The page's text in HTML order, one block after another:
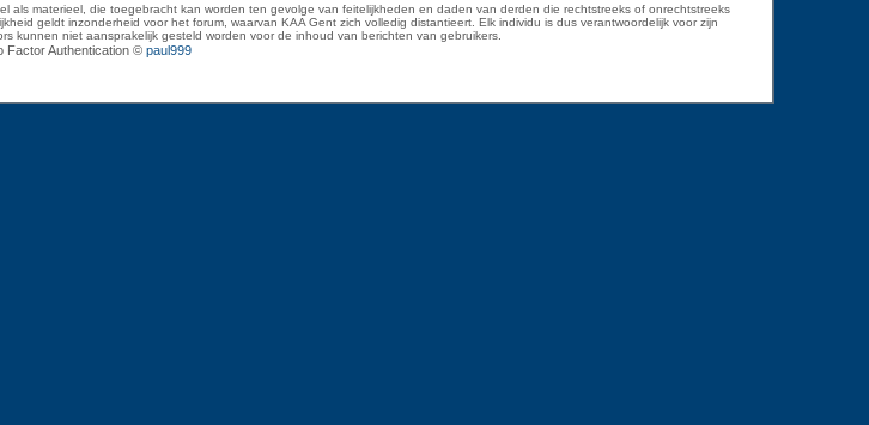
materieel, die toegebracht kan worden ten gevolge van feitelijkheden en daden van derden die rechtstreeks of onrechtstreeks
geldt inzonderheid voor het forum, waarvan KAA Gent zich volledig distantieert. Elk individu is dus verantwoordelijk voor zijn
kunnen niet aansprakelijk gesteld worden voor de inhoud van berichten van gebruikers.
Factor Authentication © paul999